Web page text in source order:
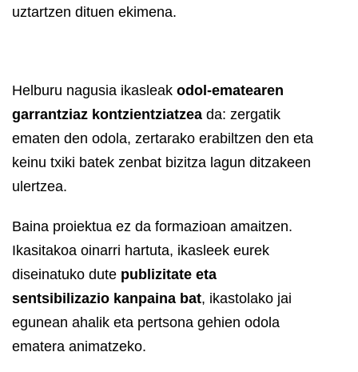
uztartzen dituen ekimena.
ikasleei hiru saio eta itxiera saio bat
eskaintzera.
Helburu nagusia ikasleak odol-ematearen
garrantziaz kontzientziatzea da: zergatik
ematen den odola, zertarako erabiltzen den eta
keinu txiki batek zenbat bizitza lagun ditzakeen
ulertzea.
Baina proiektua ez da formazioan amaitzen.
Ikasitakoa oinarri hartuta, ikasleek eurek
diseinatuko dute publizitate eta
sentsibilizazio kanpaina bat, ikastolako jai
egunean ahalik eta pertsona gehien odola
ematera animatzeko.